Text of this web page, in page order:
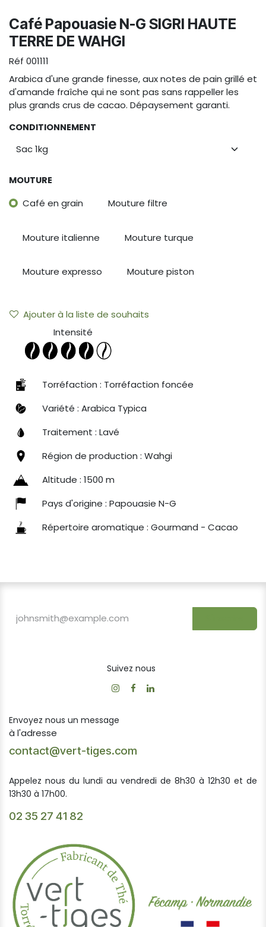
Café Papouasie N-G SIGRI HAUTE
TERRE DE WAHGI
Réf 001111
Arabica d'une grande finesse, aux notes de pain grillé et
d'amande fraîche qui ne sont pas sans rappeller les
plus grands crus de cacao. Dépaysement garanti.
CONDITIONNEMENT
MOUTURE
Café en grain Mouture filtre
Mouture italienne Mouture turque
Mouture expresso Mouture piston
Ajouter à la liste de souhaits
Intensité
Torréfaction : Torréfaction foncée
Variété : Arabica Typica
Traitement : Lavé
Région de production : Wahgi
Altitude : 1500 m
Pays d'origine : Papouasie N-G
Répertoire aromatique : Gourmand - Cacao
Suivez nous
Envoyez nous un message
à l'adresse
contact@vert-tiges.com
Appelez nous du lundi au vendredi de 8h30 à 12h30 et de
13h30 à 17h00.
02 35 27 41 82